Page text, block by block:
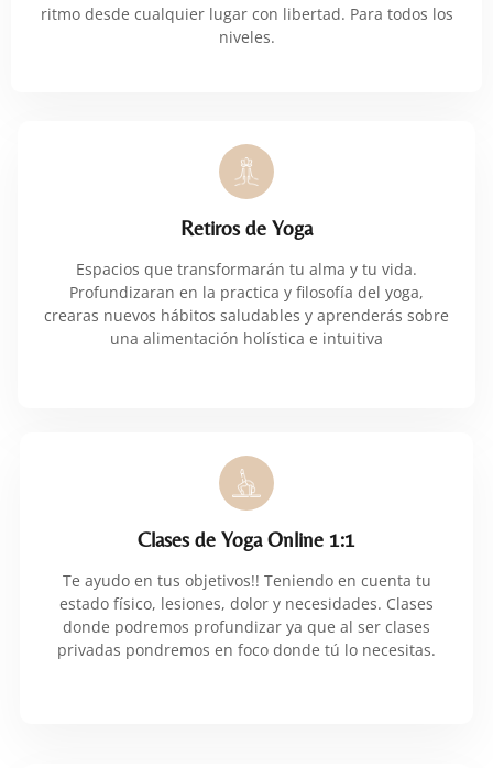
ritmo desde cualquier lugar con libertad. Para todos los
niveles.
Retiros de Yoga
Espacios que transformarán tu alma y tu vida.
Profundizaran en la practica y filosofía del yoga,
crearas nuevos hábitos saludables y aprenderás sobre
una alimentación holística e intuitiva
Clases de Yoga Online 1:1
Te ayudo en tus objetivos!! Teniendo en cuenta tu
estado físico, lesiones, dolor y necesidades. Clases
donde podremos profundizar ya que al ser clases
privadas pondremos en foco donde tú lo necesitas.